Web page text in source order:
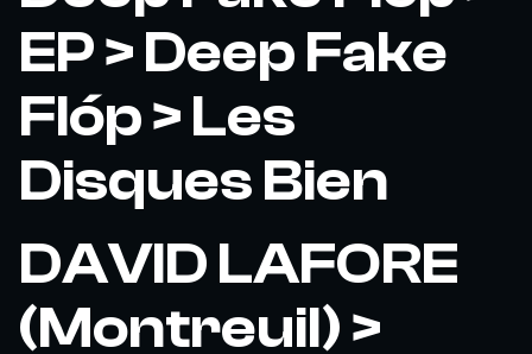
EP > Deep Fake
Flóp > Les
Disques Bien
DAVID LAFORE
(Montreuil) >